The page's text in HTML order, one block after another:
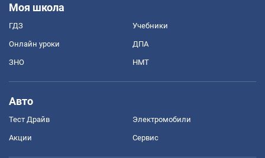
Моя школа
ГДЗ Учебники
Онлайн уроки ДПА
ЗНО НМТ
Авто
Тест Драйв Электромобили
Акции Сервис